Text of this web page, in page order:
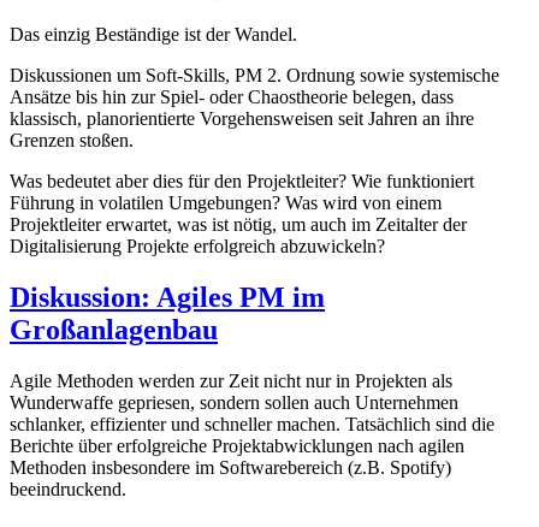
Das einzig Beständige ist der Wandel.
Diskussionen um Soft-Skills, PM 2. Ordnung sowie systemische
Ansätze bis hin zur Spiel- oder Chaostheorie belegen, dass
klassisch, planorientierte Vorgehensweisen seit Jahren an ihre
Grenzen stoßen.
Was bedeutet aber dies für den Projektleiter? Wie funktioniert
Führung in volatilen Umgebungen? Was wird von einem
Projektleiter erwartet, was ist nötig, um auch im Zeitalter der
Digitalisierung Projekte erfolgreich abzuwickeln?
Diskussion: Agiles PM im
Großanlagenbau
Agile Methoden werden zur Zeit nicht nur in Projekten als
Wunderwaffe gepriesen, sondern sollen auch Unternehmen
schlanker, effizienter und schneller machen. Tatsächlich sind die
Berichte über erfolgreiche Projektabwicklungen nach agilen
Methoden insbesondere im Softwarebereich (z.B. Spotify)
beeindruckend.